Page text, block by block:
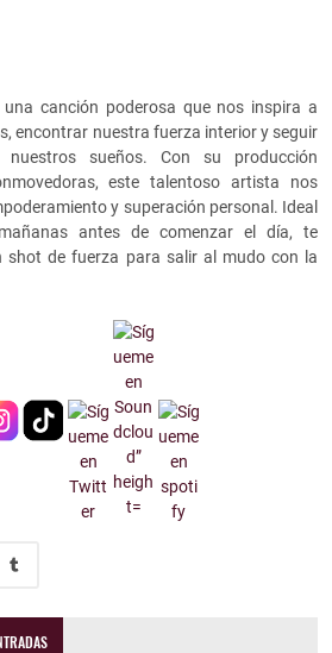
canción poderosa que nos inspira a
encontrar nuestra fuerza interior y seguir
sueños. Con su producción
este talentoso artista nos
y superación personal. Ideal
antes de comenzar el día, te
shot de fuerza para salir al mudo con la